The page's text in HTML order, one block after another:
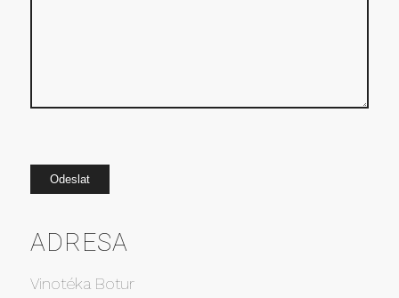
ADRESA
Vinotéka Botur